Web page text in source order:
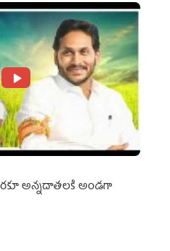
అన్నదాతలకి అండగా